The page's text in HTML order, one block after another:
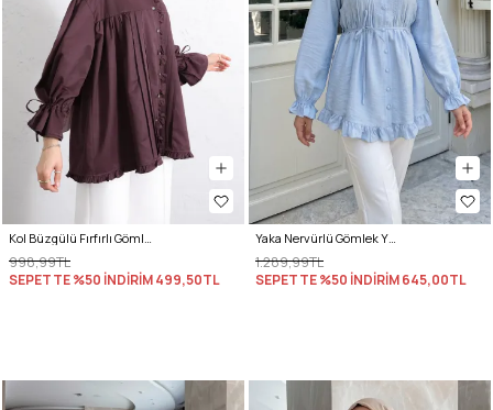
Kol Büzgülü Fırfırlı Gömlek Y0093 MÜRDÜM
998,99TL
SEPETTE %50 İNDİRİM499,50TL
Yaka Nervürlü Gömlek Y0109 - BEBE MAVİSİ
1.289,99TL
SEPETTE %50 İNDİRİM645,00TL